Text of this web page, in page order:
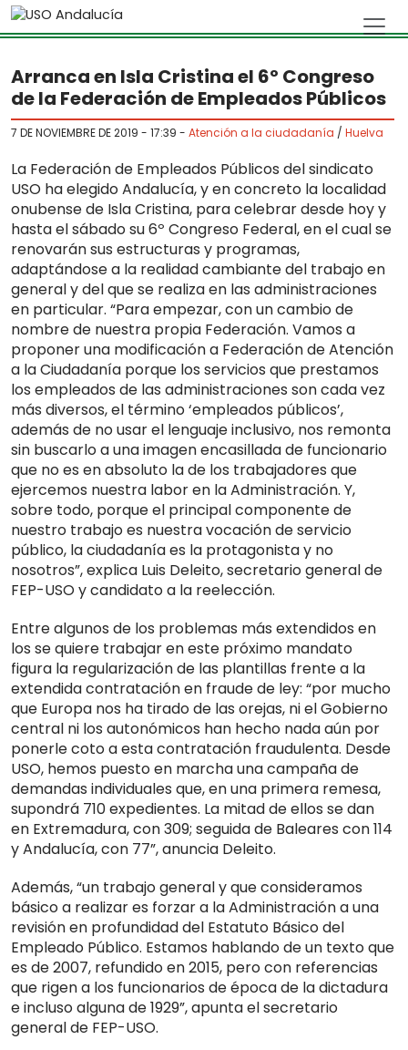
Skip to main content
Arranca en Isla Cristina el 6º Congreso
de la Federación de Empleados Públicos
7 DE NOVIEMBRE DE 2019 - 17:39 - Atención a la ciudadanía / Huelva
La Federación de Empleados Públicos del sindicato
USO ha elegido Andalucía, y en concreto la localidad
onubense de Isla Cristina, para celebrar desde hoy y
hasta el sábado su 6º Congreso Federal, en el cual se
renovarán sus estructuras y programas,
adaptándose a la realidad cambiante del trabajo en
general y del que se realiza en las administraciones
en particular. “Para empezar, con un cambio de
nombre de nuestra propia Federación. Vamos a
proponer una modificación a Federación de Atención
a la Ciudadanía porque los servicios que prestamos
los empleados de las administraciones son cada vez
más diversos, el término ‘empleados públicos’,
además de no usar el lenguaje inclusivo, nos remonta
sin buscarlo a una imagen encasillada de funcionario
que no es en absoluto la de los trabajadores que
ejercemos nuestra labor en la Administración. Y,
sobre todo, porque el principal componente de
nuestro trabajo es nuestra vocación de servicio
público, la ciudadanía es la protagonista y no
nosotros”, explica Luis Deleito, secretario general de
FEP-USO y candidato a la reelección.
Entre algunos de los problemas más extendidos en
los se quiere trabajar en este próximo mandato
figura la regularización de las plantillas frente a la
extendida contratación en fraude de ley: “por mucho
que Europa nos ha tirado de las orejas, ni el Gobierno
central ni los autonómicos han hecho nada aún por
ponerle coto a esta contratación fraudulenta. Desde
USO, hemos puesto en marcha una campaña de
demandas individuales que, en una primera remesa,
supondrá 710 expedientes. La mitad de ellos se dan
en Extremadura, con 309; seguida de Baleares con 114
y Andalucía, con 77”, anuncia Deleito.
Además, “un trabajo general y que consideramos
básico a realizar es forzar a la Administración a una
revisión en profundidad del Estatuto Básico del
Empleado Público. Estamos hablando de un texto que
es de 2007, refundido en 2015, pero con referencias
que rigen a los funcionarios de época de la dictadura
e incluso alguna de 1929”, apunta el secretario
general de FEP-USO.